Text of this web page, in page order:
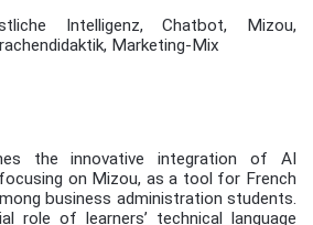
Intelligenz, Chatbot, Mizou,
Marketing-Mix
the innovative integration of AI
on Mizou, as a tool for French
business administration students.
role of learners’ technical language